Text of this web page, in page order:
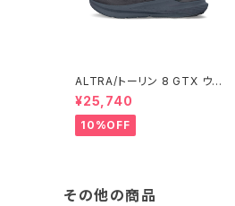
ALTRA/トーリン 8 GTX ウィ
メンズ
¥25,740
10%OFF
その他の商品